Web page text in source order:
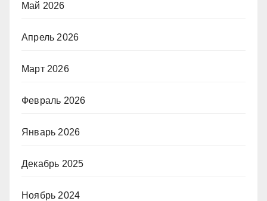
Май 2026
Апрель 2026
Март 2026
Февраль 2026
Январь 2026
Декабрь 2025
Ноябрь 2024